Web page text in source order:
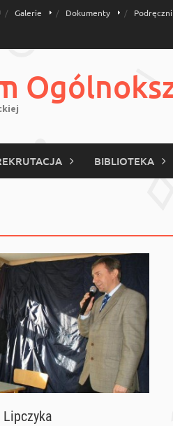
Galerie Dokumenty
BIBLIOTEKA